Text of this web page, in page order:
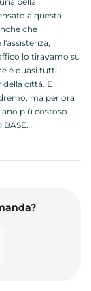
a questa
che
lo tiravamo su
e quasi tutti i
città. E
ma per ora
più costoso.
BASE.